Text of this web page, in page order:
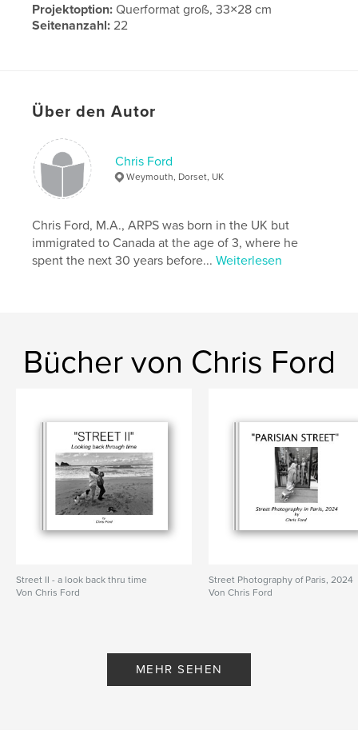
Projektoption:Querformat groß, 33×28 cm
Seitenanzahl:22
Über den Autor
Chris Ford
Weymouth, Dorset, UK
Chris Ford, M.A., ARPS was born in the UK but
immigrated to Canada at the age of 3, where he
spent the next 30 years before...Weiterlesen
Bücher von Chris Ford
Street II - a look back thru time
Von Chris Ford
Street Photography of Paris, 2024
Von Chris Ford
MEHR SEHEN